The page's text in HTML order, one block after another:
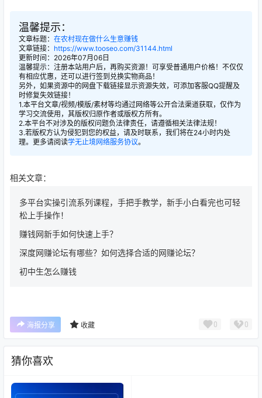
温馨提示：
文章标题： 在农村现在做什么生意赚钱
文章链接： https://www.tooseo.com/31144.html
更新时间：2026年07月06日
温馨提示：注册本站用户后，再购买资源！可享受普通用户价格！不仅仅
有相应优惠，还可以进行签到兑换实物商品！
另外，如果资源中的网盘下载链接显示资源失效，可添加客服QQ提醒及
时修复失效链接！
1.本平台文章/视频/模版/素材等均通过网络等公开合法渠道获取，仅作为
学习交流使用，其版权归原作者或版权方所有。
2.本平台不对涉及的版权问题负法律责任，请遵循相关法律法规！
3.若版权方认为侵犯到您的权益，请及时联系，我们将在24小时内处
理。更多请阅读学无止境网络服务协议。
相关文章：
多平台实操引流系列课程，手把手教学，新手小白看完也可轻
松上手操作！
赚钱网新手如何快速上手？
深度网赚论坛有哪些？如何选择合适的网赚论坛？
初中生怎么赚钱
海报分享 收藏 0 0
猜你喜欢